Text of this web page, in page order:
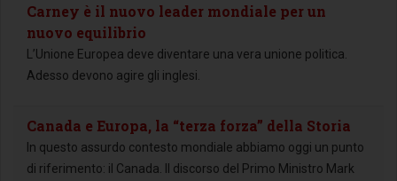
Carney è il nuovo leader mondiale per un
nuovo equilibrio
L’Unione Europea deve diventare una vera unione politica.
Adesso devono agire gli inglesi.
Canada e Europa, la “terza forza” della Storia
In questo assurdo contesto mondiale abbiamo oggi un punto
di riferimento: il Canada. Il discorso del Primo Ministro Mark